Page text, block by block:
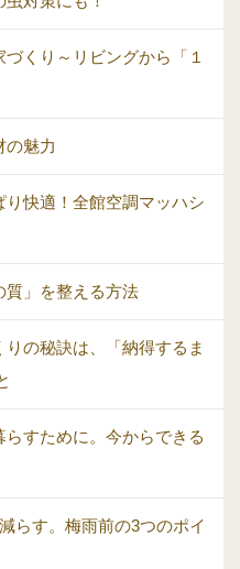
くり～リビングから「１
の魅力
り快適！全館空調マッハシ
質」を整える方法
の秘訣は、「納得するま
すために。今からできる
らす。梅雨前の3つのポイ